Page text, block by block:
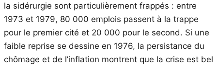
la sidérurgie sont particulièrement frappés : entre
1973 et 1979, 80 000 emplois passent à la trappe
pour le premier cité et 20 000 pour le second. Si une
faible reprise se dessine en 1976, la persistance du
chômage et de l’inflation montrent que la crise est bel